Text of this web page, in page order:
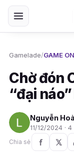
Gamelade/GAME
Chờ đón
“đại
Nguyễn
11/12/2024 ·
Chia sẻ